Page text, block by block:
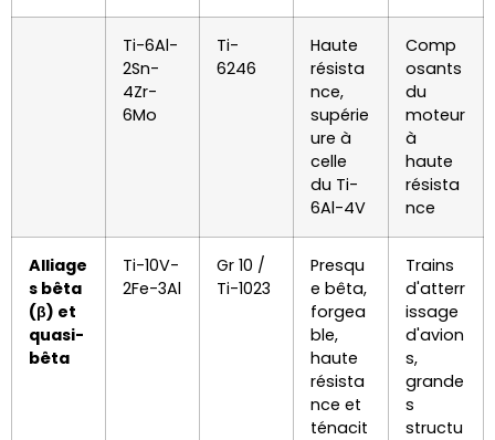
Ti-6Al-
2Sn-
4Zr-
6Mo
Ti-
6246
Haute
résista
nce,
supérie
ure à
celle
du Ti-
6Al-4V
Comp
osants
du
moteur
à
haute
résista
nce
Alliage
s bêta
(β) et
quasi-
bêta
Ti-10V-
2Fe-3Al
Gr 10 /
Ti-1023
Presqu
e bêta,
forgea
ble,
haute
résista
nce et
ténacit
Trains
d'atterr
issage
d'avion
s,
grande
s
structu